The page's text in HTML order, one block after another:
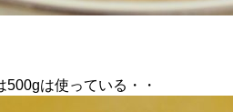
は使っている・・